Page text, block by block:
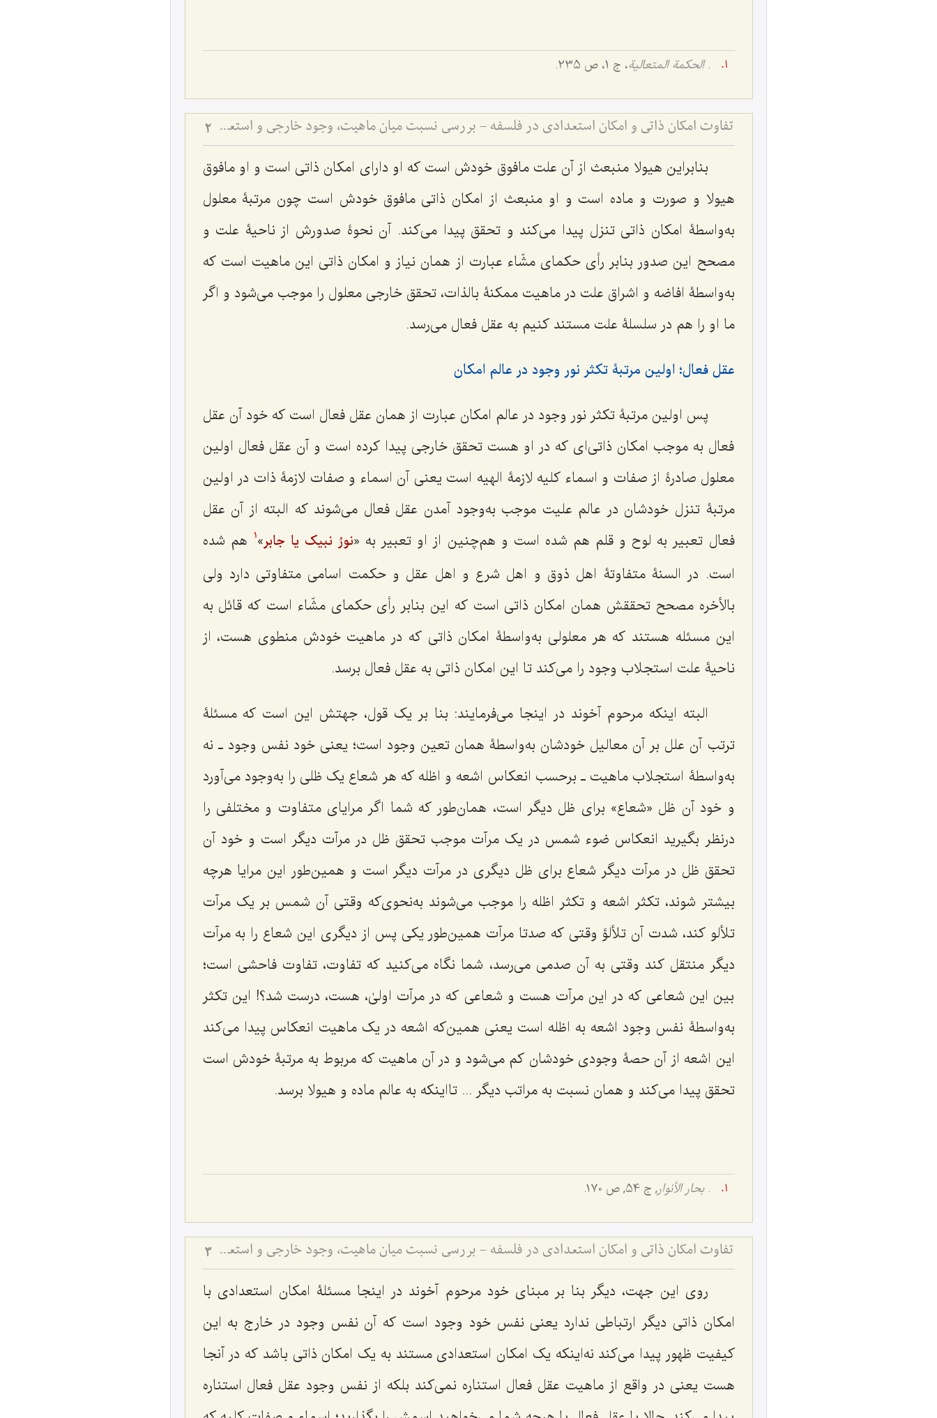
.الحکمة المتعالیة، ج 1، ص 235.
تفاوت امکان ذاتی و امکان استعدادی در فلسفه - بررسی نسبت میان ماهیت، وجود خارجی و استعدادهای مادی 2
بنابراین هیولا منبعث از آن علت مافوق خودش است که او دارای امکان ذاتی است و او مافوق
هیولا و صورت و ماده است و او منبعث از امکان ذاتی مافوق خودش است چون مرتبۀ معلول
به‌واسطۀ امکان ذاتی تنزل پیدا می‌کند و تحقق پیدا می‌کند. آن نحوۀ صدورش از ناحیۀ علت و
مصحح این صدور بنابر رأی حکمای مشّاء عبارت از همان نیاز و امکان ذاتی این ماهیت است که
به‌واسطۀ افاضه و اشراق علت در ماهیت ممکنۀ بالذات، تحقق خارجی معلول را موجب می‌شود و اگر
ما او را هم در سلسلۀ علت مستند کنیم به عقل فعال می‌رسد.
عقل فعال؛ اولین مرتبۀ تکثر نور وجود در عالم امکان
پس اولین مرتبۀ تکثر نور وجود در عالم امکان عبارت از همان عقل فعال است که خود آن عقل
فعال به موجب امکان ذاتی‌ای که در او هست تحقق خارجی پیدا کرده است و آن عقل فعال اولین
معلول صادرۀ از صفات و اسماء کلیه لازمۀ الهیه است یعنی آن اسماء و صفات لازمۀ ذات در اولین
مرتبۀ تنزل خودشان در عالم علیت موجب به‌وجود آمدن عقل فعال می‌شوند که البته از آن عقل
فعال تعبیر به لوح و قلم هم شده است و هم‌چنین از او تعبیر به «نورُ نبیک یا جابر»
1
هم شده
است. در السنۀ متفاوتۀ اهل ذوق و اهل شرع و اهل عقل و حکمت اسامی متفاوتی دارد ولی
بالأخره مصحح تحققش همان امکان ذاتی است که این بنابر رأی حکمای مشّاء است که قائل به
این مسئله هستند که هر معلولی به‌واسطۀ امکان ذاتی که در ماهیت خودش منطوی هست، از
ناحیۀ علت استجلاب وجود را می‌کند تا این امکان ذاتی به عقل فعال برسد.
البته اینکه مرحوم آخوند در اینجا می‌فرمایند: بنا بر یک قول، جهتش این است که مسئلۀ
ترتب آن علل بر آن معالیل خودشان به‌واسطۀ همان تعین وجود است؛ یعنی خود نفس وجود ـ نه
به‌واسطۀ استجلاب ماهیت ـ برحسب انعکاس اشعه و اظله که هر شعاع یک ظلی را به‌وجود می‌آورد
و خود آن ظل «شعاع» برای ظل دیگر است، همان‌طور که شما اگر مرایای متفاوت و مختلفی را
درنظر بگیرید انعکاس ضوء شمس در یک مرآت موجب تحقق ظل در مرآت دیگر است و خود آن
تحقق ظل در مرآت دیگر شعاع برای ظل دیگری در مرآت دیگر است و همین‌طور این مرایا هرچه
بیشتر شوند، تکثر اشعه و تکثر اظله را موجب می‌شوند به‌نحوی‌که وقتی آن شمس بر یک مرآت
تلألو کند، شدت آن تلألؤ وقتی که صدتا مرآت همین‌طور یکی پس از دیگری این شعاع را به مرآت
دیگر منتقل کند وقتی به آن صدمی می‌رسد، شما نگاه می‌کنید که تفاوت، تفاوت فاحشی است؛
بین این شعاعی که در این مرآت هست و شعاعی که در مرآت اولیٰ، هست، درست شد؟! این تکثر
به‌واسطۀ نفس وجود اشعه به اظله است یعنی همین‌که اشعه در یک ماهیت انعکاس پیدا می‌کند
این اشعه از آن حصۀ وجودی خودشان کم می‌شود و در آن ماهیت که مربوط به مرتبۀ خودش است
تحقق پیدا می‌کند و همان نسبت به مراتب دیگر ... تااینکه به عالم ماده و هیولا برسد.
.بحار الأنوار, ج 54, ص ۱۷۰.
تفاوت امکان ذاتی و امکان استعدادی در فلسفه - بررسی نسبت میان ماهیت، وجود خارجی و استعدادهای مادی 3
روی این جهت، دیگر بنا بر مبنای خود مرحوم آخوند در اینجا مسئلۀ امکان استعدادی با
امکان ذاتی دیگر ارتباطی ندارد یعنی نفس خود وجود است که آن نفس وجود در خارج به این
کیفیت ظهور پیدا می‌کند نه‌اینکه یک امکان استعدادی مستند به یک امکان ذاتی باشد که در آنجا
هست یعنی در واقع از ماهیت عقل فعال استناره نمی‌کند بلکه از نفس وجود عقل فعال استناره